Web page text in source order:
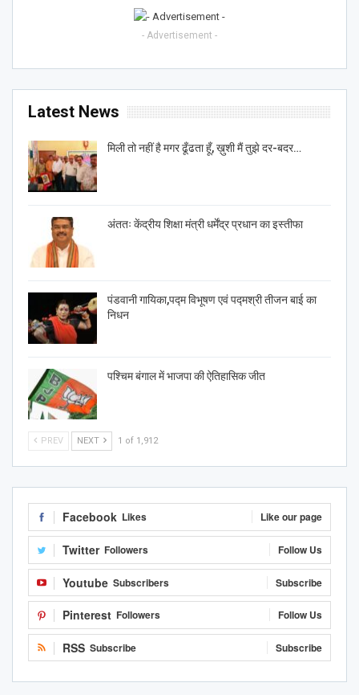
- Advertisement -
Latest News
मिली तो नहीं है मगर ढूँढता हूँ, ख़ुशी मैं तुझे दर-बदर…
अंततः केंद्रीय शिक्षा मंत्री धर्मेंद्र प्रधान का इस्तीफा
पंडवानी गायिका,पद्म विभूषण एवं पद्मश्री तीजन बाई का
निधन
पश्चिम बंगाल में भाजपा की ऐतिहासिक जीत
PREV NEXT 1 of 1,912
Facebook Likes Like our page
Twitter Followers Follow Us
Youtube Subscribers Subscribe
Pinterest Followers Follow Us
RSS Subscribe Subscribe